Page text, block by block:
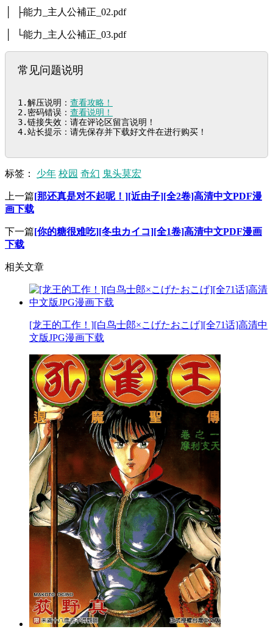
│ ├能力_主人公補正_02.pdf
│ └能力_主人公補正_03.pdf
常见问题说明
1.解压说明： 查看攻略！
2.密码错误： 查看说明！
3.链接失效：请在评论区留言说明！
4.站长提示：请先保存并下载好文件在进行购买！
标签： 少年 校园 奇幻 鬼头莫宏
上一篇[那还真是对不起呢！][近由子][全2卷]高清中文PDF漫
画下载
下一篇[你的糖很难吃][冬虫カイコ][全1卷]高清中文PDF漫画
下载
相关文章
[龙王的工作！][白鸟士郎×こげたおこげ][全71话]高清中
文版JPG漫画下载